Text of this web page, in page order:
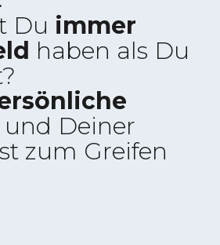
Du immer
haben als Du
und Deiner
zum Greifen